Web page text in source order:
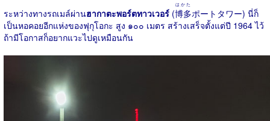
ระหว่างทางรถเมล์ผ่านฮากาตะพอร์ตทาวเวอร์ (博多
はかた
ポートタワー) นี่ก็
เป็นหอคอยอีกแห่งของฟุกุโอกะ สูง ๑๐๐ เมตร สร้างเสร็จตั้งแต่ปี 1964 ไว้
ถ้ามีโอกาสก็อยากแวะไปดูเหมือนกัน